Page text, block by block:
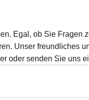
Egal, ob Sie
Unser freundliches
oder senden Sie uns